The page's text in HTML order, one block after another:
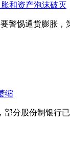
和资产泡沫破灭
警惕通货膨胀，
缩
部分股份制银行